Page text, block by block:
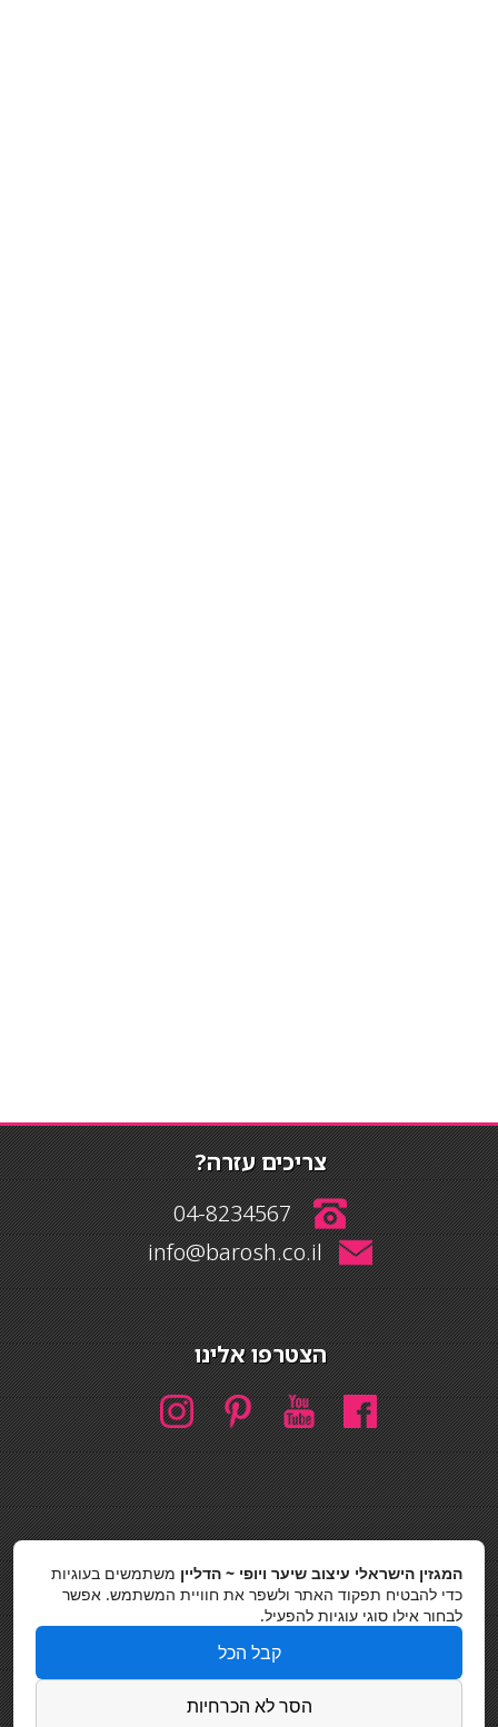
צריכים עזרה?
04-8234567
info@barosh.co.il
הצטרפו אלינו
חיפוש
חיפוש
כסאות בר
מדיניות פרטיות
המגזין הישראלי עיצוב שיער ויופי ~ הדליין משתמשים בעוגיות
כדי להבטיח תפקוד האתר ולשפר את חוויית המשתמש. אפשר
לבחור אילו סוגי עוגיות להפעיל.
קבל הכל
הסר לא הכרחיות